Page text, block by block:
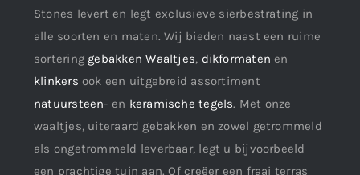
Stones levert en legt exclusieve sierbestrating in
alle soorten en maten. Wij bieden naast een ruime
sortering gebakken Waaltjes, dikformaten en
klinkers ook een uitgebreid assortiment
natuursteen- en keramische tegels. Met onze
waaltjes, uiteraard gebakken en zowel getrommeld
als ongetrommeld leverbaar, legt u bijvoorbeeld
een prachtige tuin aan. Of creëer een fraai terras